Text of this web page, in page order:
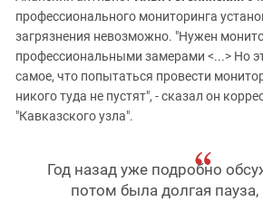
профессионального мониторинга
загрязнения невозможно. "Нужен
профессиональными замерами <...> Но
самое, что попытаться провести
никого туда не пустят", - сказал он
"Кавказского узла".
Год назад уже подробно
потом была долгая пауза,